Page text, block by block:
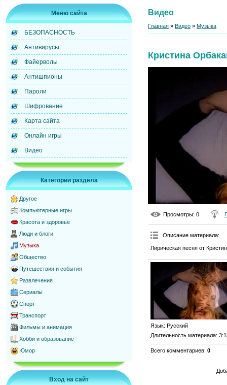
Меню сайта
БЕЗОПАСНОСТЬ
Антивирусы
Файерволы
Антишпионы
Пароли
Шифрование
Карта сайта
Онлайн игры
Видео
Категории раздела
Другое
Компьютерные игры
Красота и здоровье
Люди и блоги
Музыка
Общество
Путешествия и события
Развлечения
Сериалы
Спорт
Транспорт
Фильмы и анимация
Хобби и образование
Юмор
Вход на сайт
Видео
Главная » Видео » Музыка
Кристина
Просмотры: 0
Описание материала:
Лирическая песня от
Язык: Русский
Длительность материала:
Всего комментариев: 0